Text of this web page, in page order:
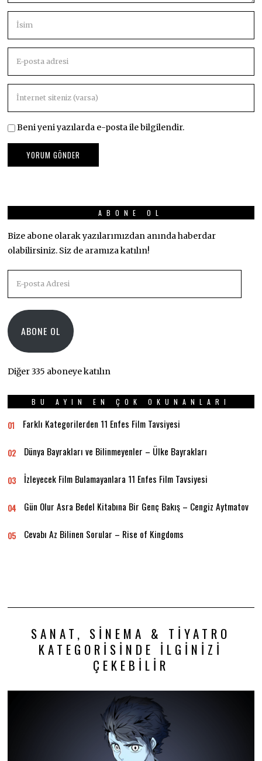
Beni yeni yazılarda e-posta ile bilgilendir.
ABONE OL
Bize abone olarak yazılarımızdan anında haberdar
olabilirsiniz. Siz de aramıza katılın!
posta
ABONE OL
Diğer 335 aboneye katılın
BU AYIN EN ÇOK OKUNANLARI
01 Farklı Kategorilerden 11 Enfes Film Tavsiyesi
02 Dünya Bayrakları ve Bilinmeyenler – Ülke Bayrakları
03 İzleyecek Film Bulamayanlara 11 Enfes Film Tavsiyesi
04 Gün Olur Asra Bedel Kitabına Bir Genç Bakış – Cengiz Aytmatov
05 Cevabı Az Bilinen Sorular – Rise of Kingdoms
SANAT, SINEMA & TIYATRO
KATEGORISINDE İLGINIZI
ÇEKEBILIR